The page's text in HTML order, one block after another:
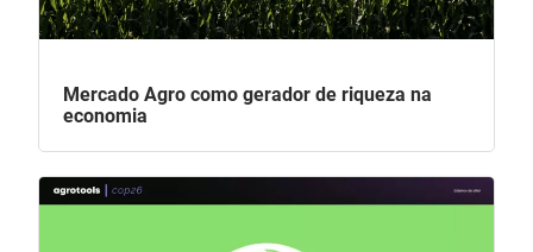
Mercado Agro como gerador de riqueza na
economia